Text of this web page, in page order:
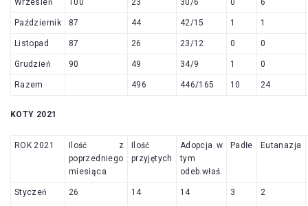
Wrzesień 100 23 30/6 0 6
Październik 87 44 42/15 1 1
Listopad 87 26 23/12 0 0
Grudzień 90 49 34/9 1 0
Razem 496 446/165 10 24
KOTY 2021
ROK 2021
Ilość z
poprzedniego
miesiąca
Ilość
przyjętych
Adopcja w
tym
odeb.właś.
Padłe Eutanazja
Styczeń 26 14 14 3 2